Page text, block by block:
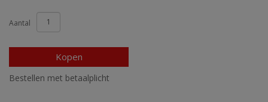
Aantal
Kopen
Bestellen met betaalplicht